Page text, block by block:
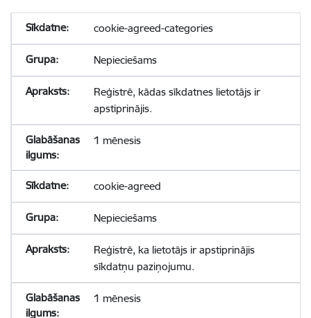
cookie-agreed-categories
Nepieciešams
Reģistrē, kādas sīkdatnes lietotājs ir
apstiprinājis.
1 mēnesis
cookie-agreed
Nepieciešams
Reģistrē, ka lietotājs ir apstiprinājis
sīkdatņu paziņojumu.
1 mēnesis